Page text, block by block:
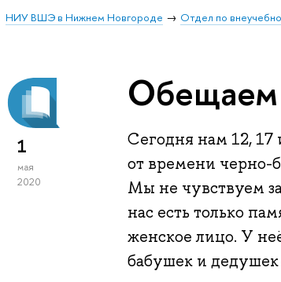
НИУ ВШЭ в Нижнем Новгороде Отдел по
1
мая
2020
Обещаем
Сегодня нам 12, 17
от времени черно-
Мы не чувствуем
нас есть только
женское лицо. У
бабушек и